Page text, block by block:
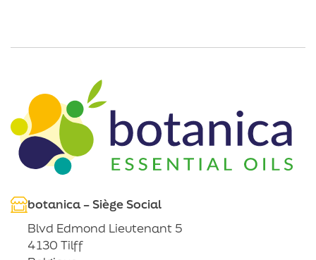
botanica – Siège Social
Blvd Edmond Lieutenant 5
4130 Tilff